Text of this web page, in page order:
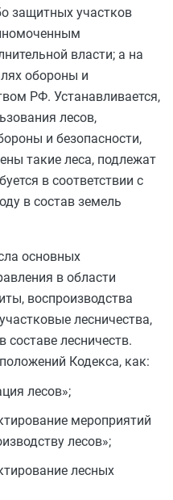
защитных участков
власти; а на
обороны и
РФ. Устанавливается,
лесов,
и безопасности,
такие леса, подлежат
в соответствии с
в состав земель
основных
в области
воспроизводства
лесничества,
составе лесничеств.
Кодекса, как:
лесов»;
мероприятий
лесов»;
лесных